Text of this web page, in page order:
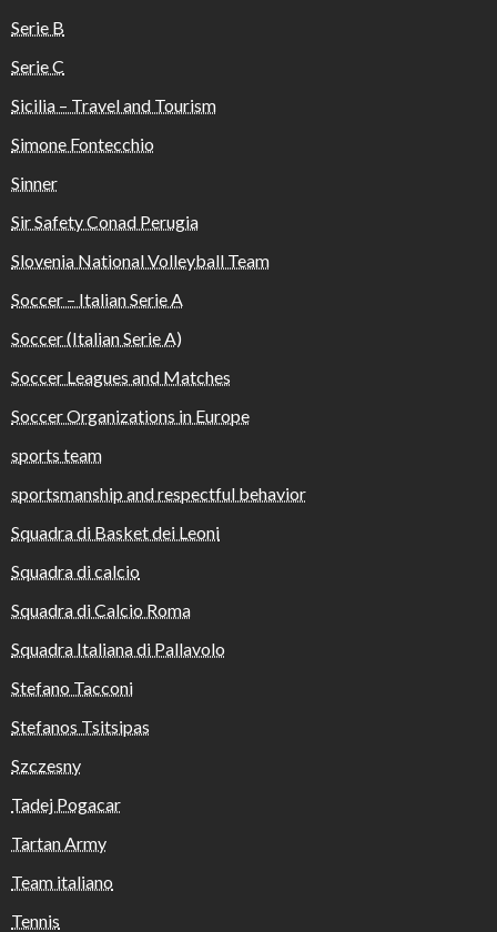
Serie B
Serie C
Sicilia – Travel and Tourism
Simone Fontecchio
Sinner
Sir Safety Conad Perugia
Slovenia National Volleyball Team
Soccer – Italian Serie A
Soccer (Italian Serie A)
Soccer Leagues and Matches
Soccer Organizations in Europe
sports team
sportsmanship and respectful behavior
Squadra di Basket dei Leoni
Squadra di calcio
Squadra di Calcio Roma
Squadra Italiana di Pallavolo
Stefano Tacconi
Stefanos Tsitsipas
Szczesny
Tadej Pogacar
Tartan Army
Team italiano
Tennis